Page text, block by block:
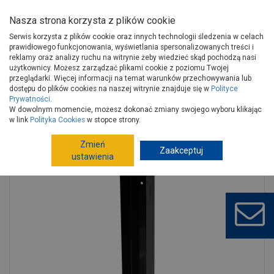
Strona główna Wokół domu
Ogrodzenia
Elementy betonowe, podmurówki
Elementy betonowe, podmurówki
Łącznik stalowy do podmurówki ogrodzenia W LDNP30 STA RAL 9005
Nasza strona korzysta z plików cookie
Serwis korzysta z plików cookie oraz innych technologii śledzenia w celach
prawidłowego funkcjonowania, wyświetlania spersonalizowanych treści i
reklamy oraz analizy ruchu na witrynie żeby wiedzieć skąd pochodzą nasi
użytkownicy. Możesz zarządzać plikami cookie z poziomu Twojej
przeglądarki. Więcej informacji na temat warunków przechowywania lub
dostępu do plików cookies na naszej witrynie znajduje się w Polityce
Prywatności.
W dowolnym momencie, możesz dokonać zmiany swojego wyboru klikając
w link Polityka Cookies w stopce strony.
Zmień
ustawienia
Zaakceptuj